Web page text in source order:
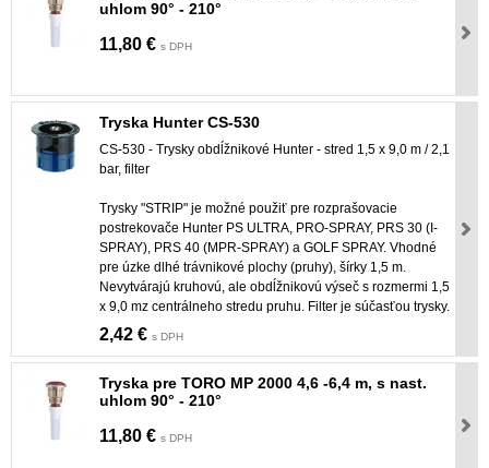
uhlom 90° - 210°
11,80 € s DPH
Tryska Hunter CS-530
CS-530 - Trysky obdĺžnikové Hunter - stred 1,5 x 9,0 m / 2,1
bar, filter
Trysky "STRIP" je možné použiť pre rozprašovacie
postrekovače Hunter PS ULTRA, PRO-SPRAY, PRS 30 (I-
SPRAY), PRS 40 (MPR-SPRAY) a GOLF SPRAY. Vhodné
pre úzke dlhé trávnikové plochy (pruhy), šírky 1,5 m.
Nevytvárajú kruhovú, ale obdĺžnikovú výseč s rozmermi 1,5
x 9,0 mz centrálneho stredu pruhu. Filter je súčasťou trysky.
2,42 € s DPH
Tryska pre TORO MP 2000 4,6 -6,4 m, s nast.
uhlom 90° - 210°
11,80 € s DPH